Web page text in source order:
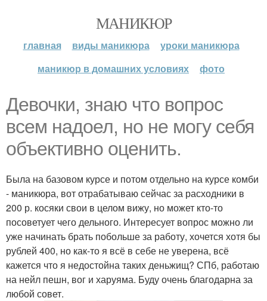
МАНИКЮР
главная виды маникюра
уроки маникюра
маникюр в домашних условиях
фото
Девочки, знаю что вопрос
всем надоел, но не могу себя
объективно оценить.
Была на базовом курсе и потом отдельно на курсе комби
- маникюра, вот отрабатываю сейчас за расходники в
200 р. косяки свои в целом вижу, но может кто-то
посоветует чего дельного. Интересует вопрос можно ли
уже начинать брать побольше за работу, хочется хотя бы
рублей 400, но как-то я всё в себе не уверена, всё
кажется что я недостойна таких деньжищ? СПб, работаю
на нейл пешн, вог и харуяма. Буду очень благодарна за
любой совет.